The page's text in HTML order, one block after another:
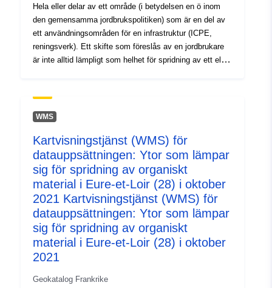
användningsområden för en infrastruktur (ICPE,
reningsverk). Ett skifte som föreslås av en jordbrukare
är inte alltid lämpligt som helhet för spridning av ett eller
flera organiska gödselmedel. Av denna anledning
erbjuder designkontoret kompetensområden som byggs
restriktionsförmåga (jord, flod, bostad) – 2 = total
lämplighet, utan begränsning Detta skikt beskriver
dessa kompetensområden.
Hela eller delar av ett område (i betydelsen en ö inom
den gemensamma jordbrukspolitiken) som är en del av
ett användningsområden för en infrastruktur (ICPE,
reningsverk). Ett skifte som föreslås av en jordbrukare
är inte alltid lämpligt som helhet för spridning av ett eller
inom tomten. För en produkt kan ett kompetensområde
ha tre möjliga förmågor: — 0 = olämplig – 1 =
lämplighet, utan begränsning Detta skikt beskriver
dessa kompetensområden.
WMS
Kartvisningstjänst (WMS) för
datauppsättningen: Ytor som lämpar
sig för spridning av organiskt
material i Eure-et-Loir (28) i oktober
2021 Kartvisningstjänst (WMS) för
datauppsättningen: Ytor som lämpar
sig för spridning av organiskt
material i Eure-et-Loir (28) i oktober
2021
Geokatalog Frankrike